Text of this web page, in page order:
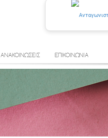
ΑΝΑΚΟΙΝΩΣΕΙΣ ΕΠΙΚΟΙΝΩΝΙΑ